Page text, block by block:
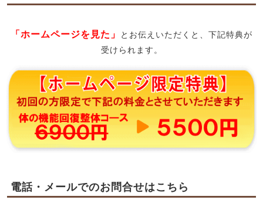
「ホームページを見た」
とお伝えいただくと、下記特典が
受けられます。
電話・メールでのお問合せはこちら